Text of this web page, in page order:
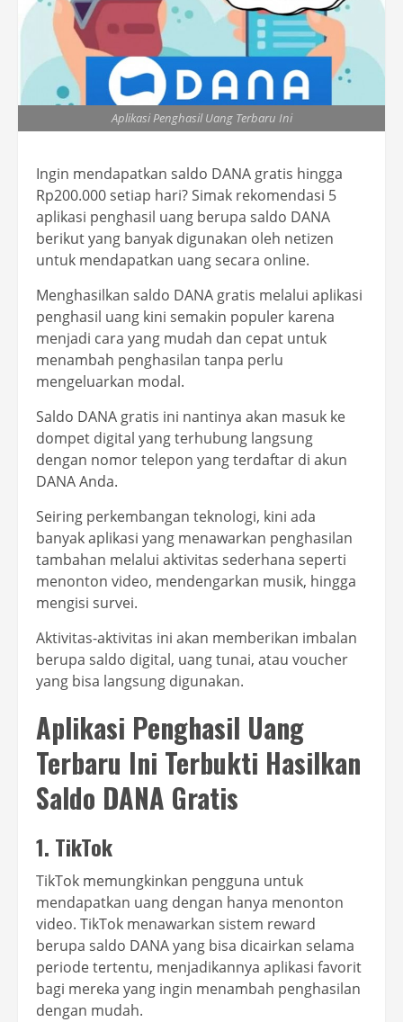
Aplikasi Penghasil Uang Terbaru Ini
Ingin mendapatkan saldo DANA gratis hingga
Rp200.000 setiap hari? Simak rekomendasi 5
aplikasi penghasil uang berupa saldo DANA
berikut yang banyak digunakan oleh netizen
untuk mendapatkan uang secara online.
Menghasilkan saldo DANA gratis melalui aplikasi
penghasil uang kini semakin populer karena
menjadi cara yang mudah dan cepat untuk
menambah penghasilan tanpa perlu
mengeluarkan modal.
Saldo DANA gratis ini nantinya akan masuk ke
dompet digital yang terhubung langsung
dengan nomor telepon yang terdaftar di akun
DANA Anda.
Seiring perkembangan teknologi, kini ada
banyak aplikasi yang menawarkan penghasilan
tambahan melalui aktivitas sederhana seperti
menonton video, mendengarkan musik, hingga
mengisi survei.
Aktivitas-aktivitas ini akan memberikan imbalan
berupa saldo digital, uang tunai, atau voucher
yang bisa langsung digunakan.
Aplikasi Penghasil Uang
Terbaru Ini Terbukti Hasilkan
Saldo DANA Gratis
1. TikTok
TikTok memungkinkan pengguna untuk
mendapatkan uang dengan hanya menonton
video. TikTok menawarkan sistem reward
berupa saldo DANA yang bisa dicairkan selama
periode tertentu, menjadikannya aplikasi favorit
bagi mereka yang ingin menambah penghasilan
dengan mudah.